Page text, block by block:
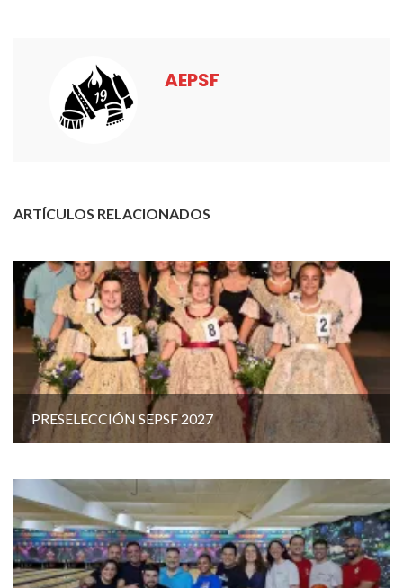
AEPSF
ARTÍCULOS RELACIONADOS
PRESELECCIÓN SEPSF 2027